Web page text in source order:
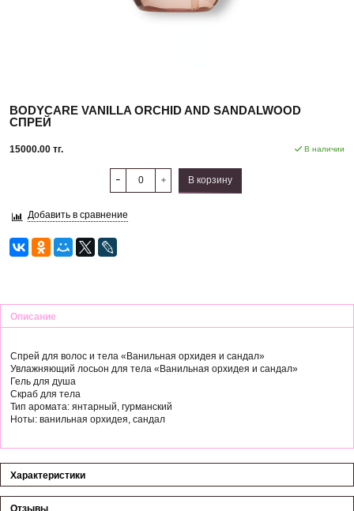
BODYCARE VANILLA ORCHID AND SANDALWOOD
СПРЕЙ
15000.00 тг. В наличии
В корзину
Добавить в сравнение
Описание
Спрей для волос и тела «Ванильная орхидея и сандал»
Увлажняющий лосьон для тела «Ванильная орхидея и сандал»
Гель для душа
Скраб для тела
Тип аромата: янтарный, гурманский
Ноты: ванильная орхидея, сандал
Характеристики
Отзывы